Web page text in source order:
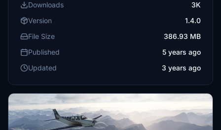
Downloads
3K
Version
1.4.0
File Size
386.93 MB
Published
5 years ago
Updated
3 years ago